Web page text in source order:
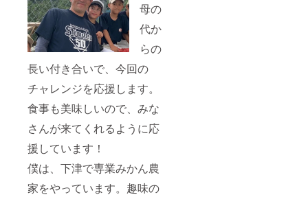
母の
代か
らの
長い付き合いで、今回の
チャレンジを応援します。
食事も美味しいので、みな
さんが来てくれるように応
援しています！
僕は、下津で専業みかん農
家をやっています。趣味の